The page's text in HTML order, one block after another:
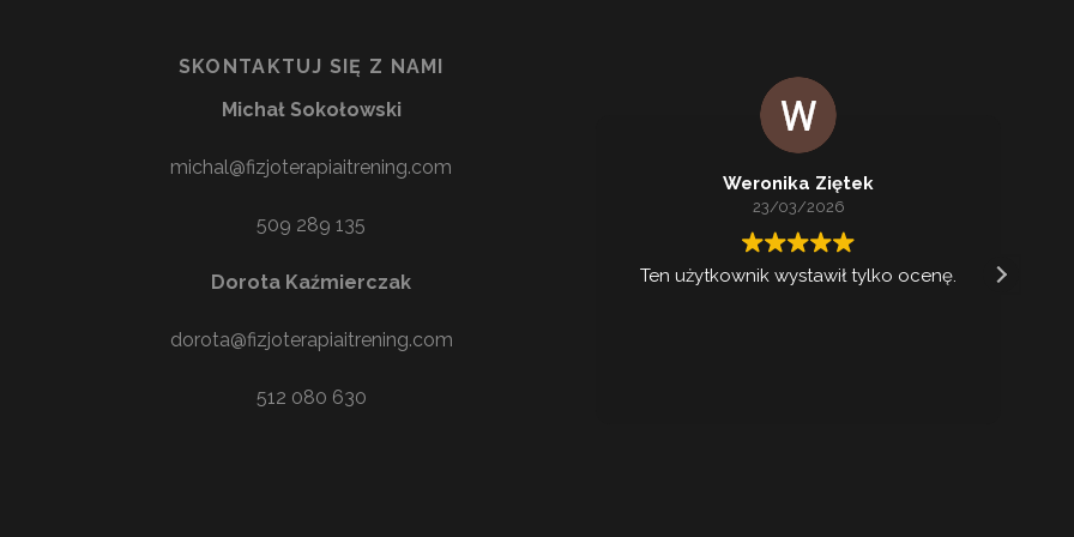
SKONTAKTUJ SIĘ Z NAMI
Michał Sokołowski
michal@fizjoterapiaitrening.com
509 289 135
Dorota Kaźmierczak
dorota@fizjoterapiaitrening.com
512 080 630
Weronika Ziętek
23/03/2026
Ten użytkownik wystawił tylko ocenę.